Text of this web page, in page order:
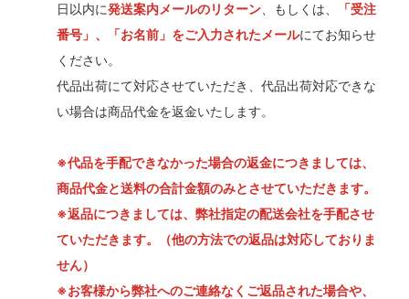
日以内に発送案内メールのリターン 、もしくは、
「受注
番号」、「お名前」をご入力されたメールにてお知らせ
ください。
代品出荷にて対応させていただき、代品出荷対応できな
い場合は商品代金を返金いたします。
※代品を手配できなかった場合の返金につきましては、
商品代金と送料の合計金額のみとさせていただきます。
※返品につきましては、弊社指定の配送会社を手配させ
ていただきます。（他の方法での返品は対応しておりま
せん）
※お客様から弊社へのご連絡なくご返品された場合や、